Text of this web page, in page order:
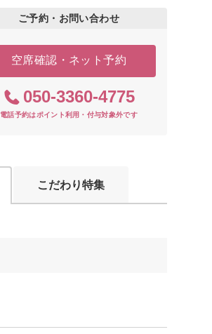
ご予約・お問い合わせ
空席確認・ネット予約
050-3360-4775
電話予約はポイント利用・付与対象外です
こだわり特集